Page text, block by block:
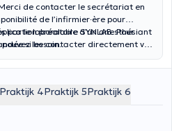
de contacter le secrétariat en
de l’infirmier·ère pour
préalable d’un anesthésiant
si besoin.
par le laboratoire SYNLAB. Pour
les contacter directement via
Praktijk 4Praktijk 5Praktijk 6